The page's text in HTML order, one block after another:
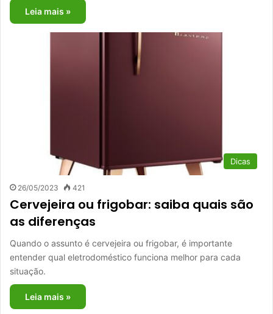
Leia mais »
Dicas
26/05/2023 421
Cervejeira ou frigobar: saiba quais são
as diferenças
Quando o assunto é cervejeira ou frigobar, é importante
entender qual eletrodoméstico funciona melhor para cada
situação.
Leia mais »